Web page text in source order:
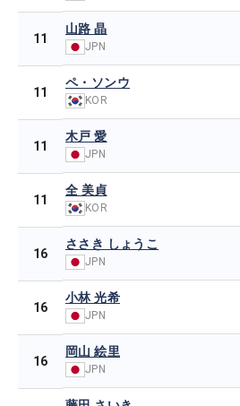
11
山路 晶
JPN
11
ペ・ソンウ
KOR
11
木戸 愛
JPN
11
全 美貞
KOR
16
ささき しょうこ
JPN
16
小林 光希
JPN
16
岡山 絵里
JPN